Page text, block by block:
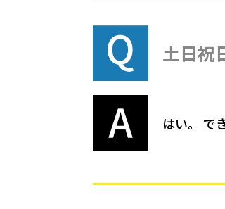
土日祝
はい。 で